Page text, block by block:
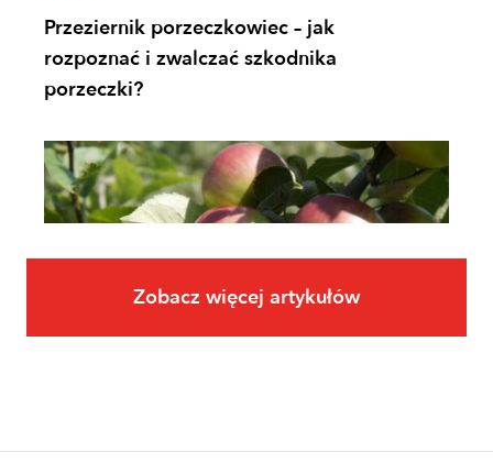
Przeziernik porzeczkowiec – jak
rozpoznać i zwalczać szkodnika
porzeczki?
Zobacz więcej artykułów